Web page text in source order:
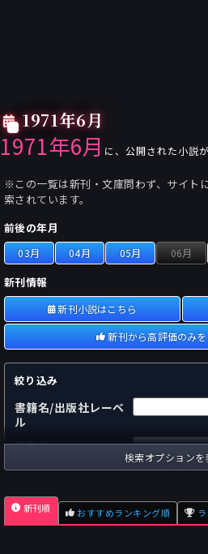
1971年6月
1971年6月 に、公開された小説が
※この一覧は新刊・文庫問わず、サイト
索されています。
前後の年月
03月 04月 05月 06月
新刊情報
新刊小説はこちら
新刊から高評価のみ
絞り込み
書籍名/出版社レーベ
ル
著者名
国内
出版社
検索オプションを
新刊順 おすすめランキング順